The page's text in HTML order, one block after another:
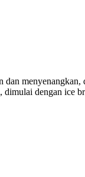
dan
dimulai dengan ice